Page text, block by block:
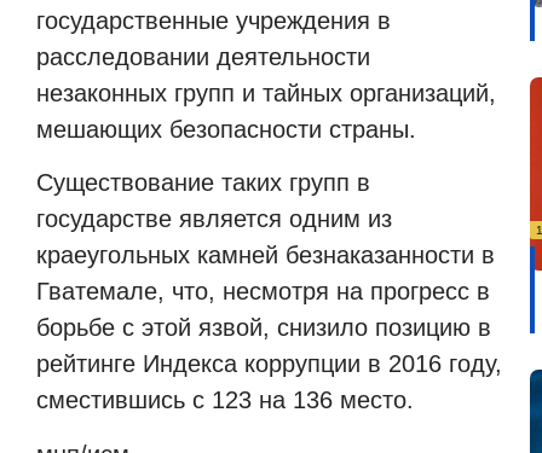
государственные учреждения в
расследовании деятельности
незаконных групп и тайных организаций,
мешающих безопасности страны.
Существование таких групп в
государстве является одним из
краеугольных камней безнаказанности в
Гватемале, что, несмотря на прогресс в
борьбе с этой язвой, снизило позицию в
рейтинге Индекса коррупции в 2016 году,
сместившись с 123 на 136 место.